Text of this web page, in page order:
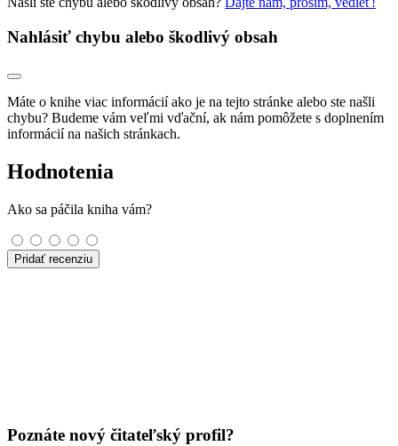
Nahlásiť chybu alebo škodlivý obsah
Máte o knihe viac informácií ako je na tejto stránke alebo ste našli
chybu? Budeme vám veľmi vďační, ak nám pomôžete s doplnením
informácií na našich stránkach.
Hodnotenia
Ako sa páčila kniha vám?
Pridať recenziu
Poznáte nový čitateľský profil?